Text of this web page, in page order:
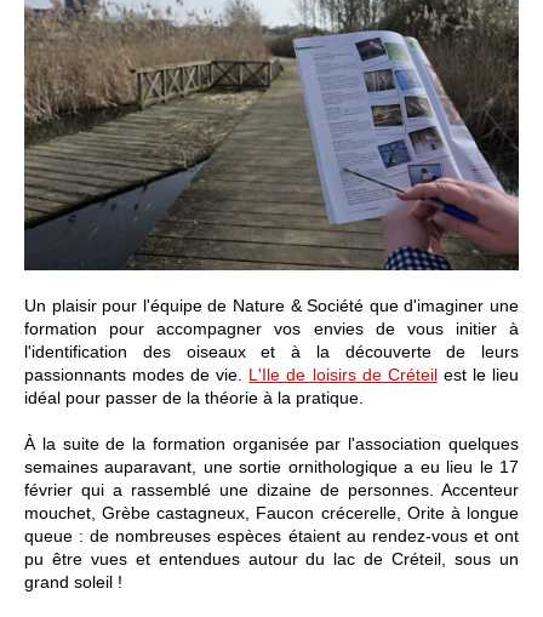
Un plaisir pour l'équipe de Nature & Société que d'imaginer une
formation pour accompagner vos envies de vous initier à
l'identification des oiseaux et à la découverte de leurs
passionnants modes de vie. L'Ile de loisirs de Créteilest le lieu
idéal pour passer de la théorie à la pratique.
À la suite de la formation organisée par l'association quelques
semaines auparavant, une sortie ornithologique a eu lieu le 17
février qui a rassemblé une dizaine de personnes. Accenteur
mouchet, Grèbe castagneux, Faucon crécerelle, Orite à longue
queue : de nombreuses espèces étaient au rendez-vous et ont
pu être vues et entendues autour du lac de Créteil, sous un
grand soleil !